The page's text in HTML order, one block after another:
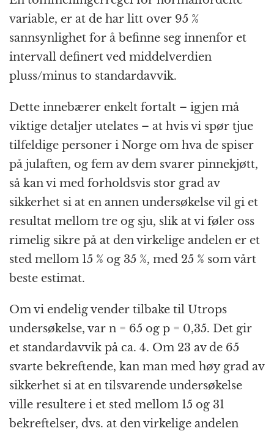
variable, er at de har litt over 95 %
sannsynlighet for å befinne seg innenfor et
intervall definert ved middelverdien
pluss/minus to standardavvik.
Dette innebærer enkelt fortalt – igjen må
viktige detaljer utelates – at hvis vi spør tjue
tilfeldige personer i Norge om hva de spiser
på julaften, og fem av dem svarer pinnekjøtt,
så kan vi med forholdsvis stor grad av
sikkerhet si at en annen undersøkelse vil gi et
resultat mellom tre og sju, slik at vi føler oss
rimelig sikre på at den virkelige andelen er et
sted mellom 15 % og 35 %, med 25 % som vårt
beste estimat.
Om vi endelig vender tilbake til Utrops
undersøkelse, var n = 65 og p = 0,35. Det gir
et standardavvik på ca. 4. Om 23 av de 65
svarte bekreftende, kan man med høy grad av
sikkerhet si at en tilsvarende undersøkelse
ville resultere i et sted mellom 15 og 31
bekreftelser, dvs. at den virkelige andelen